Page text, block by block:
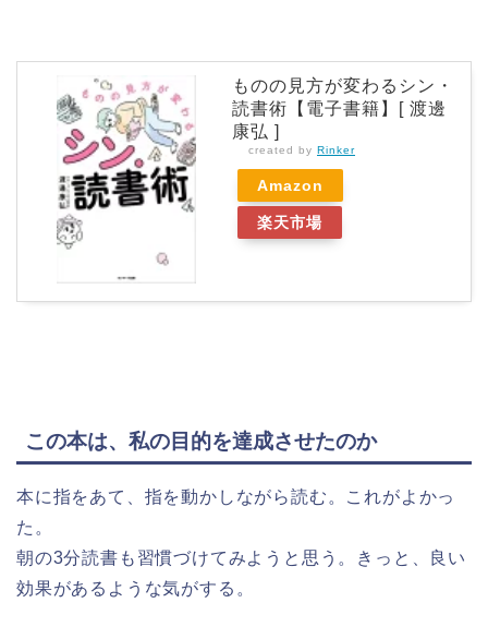
ものの見方が変わるシン・
読書術【電子書籍】[ 渡邊
康弘 ]
created by Rinker
Amazon
楽天市場
この本は、私の目的を達成させたのか
本に指をあて、指を動かしながら読む。これがよかっ
た。
朝の3分読書も習慣づけてみようと思う。きっと、良い
効果があるような気がする。